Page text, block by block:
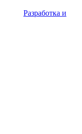
Разработка и